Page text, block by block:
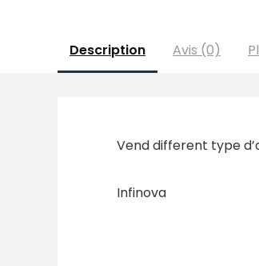
Description Avis (0)
Vend different type
Infinova